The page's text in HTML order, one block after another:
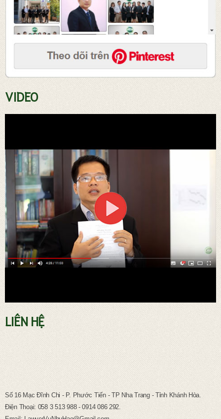
Tư vấn soạn thảo hợp đồng
Đăng ký sở hữ trí tuệ
TƯ VẤN PHÁP LUẬT LAO ĐỘNG
VIDEO
LIÊN HỆ
Số 16 Mạc Đĩnh Chi - P. Phước Tiến - TP Nha Trang - Tỉnh Khánh Hòa.
Điện Thoại: 058 3 513 988 - 0914 086 292.